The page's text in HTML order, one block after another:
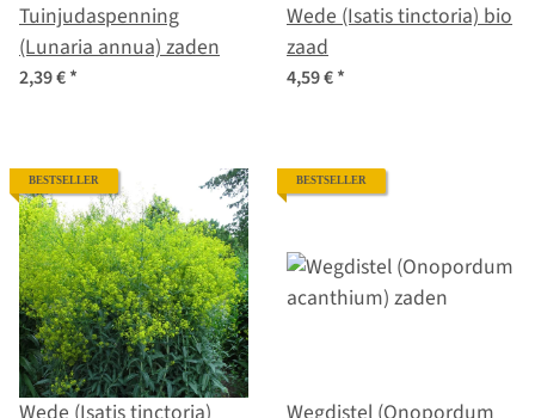
Tuinjudaspenning
(Lunaria annua) zaden
2,39 €*
Wede (Isatis tinctoria) bio
zaad
4,59 €*
BESTSELLER BESTSELLER